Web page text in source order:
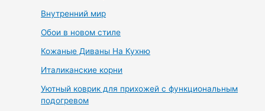
Внутренний мир
Обои в новом стиле
Кожаные Диваны На Кухню
Италиканские корни
Уютный коврик для прихожей с функциональным
подогревом